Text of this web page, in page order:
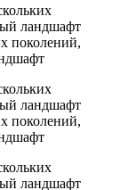
поколений,
поколений,